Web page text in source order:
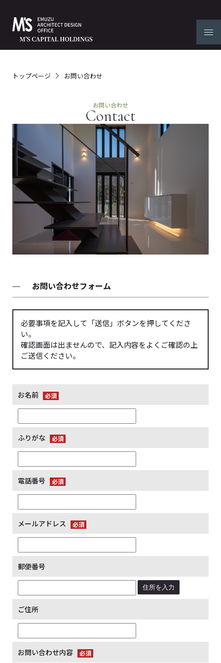
トップページ お問い合わせ
お問い合わせ
Contact
お問い合わせフォーム
必要事項を記入して「送信」ボタンを押してくださ
い。
確認画面は出ませんので、記入内容をよくご確認の上
ご送信ください。
お名前
ふりがな
電話番号
メールアドレス
郵便番号
住所を入力
ご住所
お問い合わせ内容